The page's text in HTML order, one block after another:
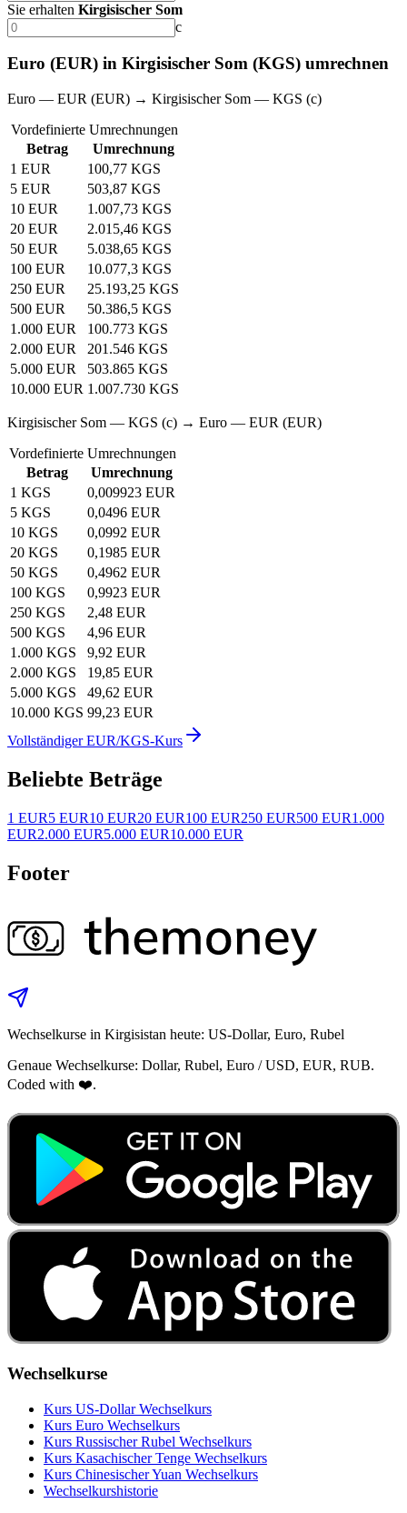
Sie erhalten Kirgisischer Som
с
Euro (EUR) in Kirgisischer Som (KGS) umrechnen
Euro — EUR (EUR) → Kirgisischer Som — KGS (с)
Vordefinierte Umrechnungen
Betrag
Umrechnung
1 EUR
100,77 KGS
5 EUR
503,87 KGS
10 EUR
1.007,73 KGS
20 EUR
2.015,46 KGS
50 EUR
5.038,65 KGS
100 EUR
10.077,3 KGS
250 EUR
25.193,25 KGS
500 EUR
50.386,5 KGS
1.000 EUR
100.773 KGS
2.000 EUR
201.546 KGS
5.000 EUR
503.865 KGS
10.000 EUR 1.007.730 KGS
Kirgisischer Som — KGS (с) → Euro — EUR (EUR)
Vordefinierte Umrechnungen
Betrag
Umrechnung
1 KGS
0,009923 EUR
5 KGS
0,0496 EUR
10 KGS
0,0992 EUR
20 KGS
0,1985 EUR
50 KGS
0,4962 EUR
100 KGS
0,9923 EUR
250 KGS
2,48 EUR
500 KGS
4,96 EUR
1.000 KGS
9,92 EUR
2.000 KGS
19,85 EUR
5.000 KGS
49,62 EUR
10.000 KGS 99,23 EUR
Vollständiger EUR/KGS-Kurs
Beliebte Beträge
1 EUR5 EUR10 EUR20 EUR100 EUR250 EUR500 EUR1.000
EUR2.000 EUR5.000 EUR10.000 EUR
Footer
Wechselkurse in Kirgisistan heute: US-Dollar, Euro, Rubel
Genaue Wechselkurse: Dollar, Rubel, Euro / USD, EUR, RUB.
Coded with ❤️.
Wechselkurse
Kurs US‑Dollar Wechselkurs
Kurs Euro Wechselkurs
Kurs Russischer Rubel Wechselkurs
Kurs Kasachischer Tenge Wechselkurs
Kurs Chinesischer Yuan Wechselkurs
Wechselkurshistorie